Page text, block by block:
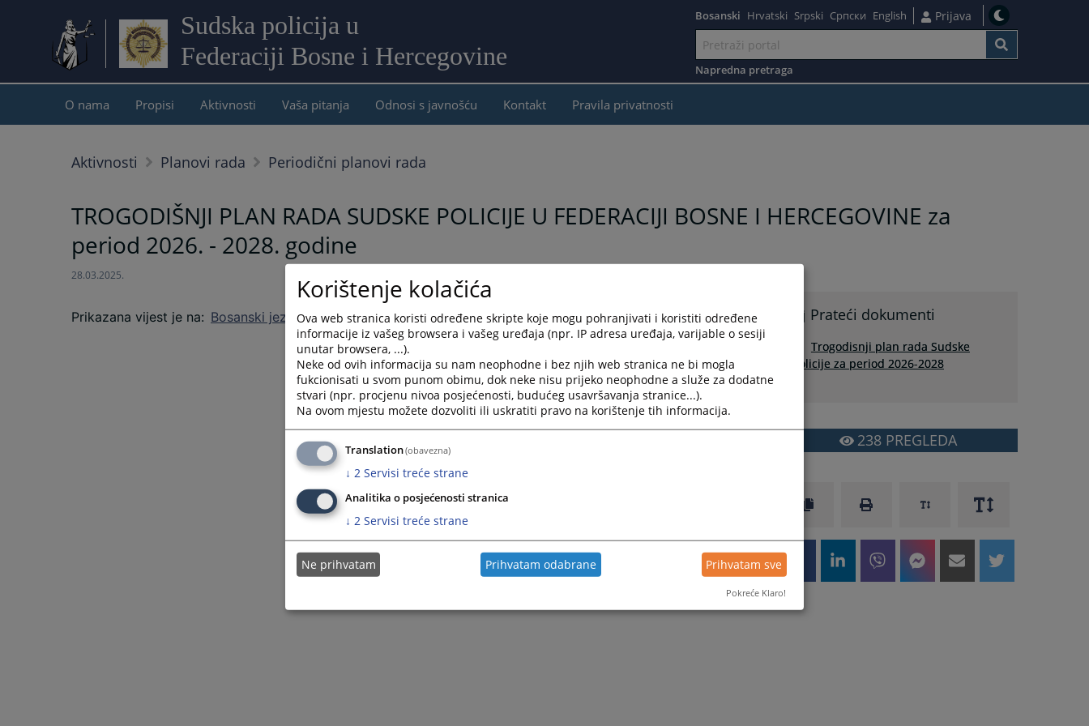
Sudska policija u
Federaciji Bosne i Hercegovine
sadržaj
Bosanski Hrvatski Srpski Српски English Prijava
Napredna pretraga
O nama Propisi Aktivnosti Vaša pitanja Odnosi s javnošću Kontakt Pravila privatnosti
Aktivnosti Planovi rada Periodični planovi rada
TROGODIŠNJI PLAN RADA SUDSKE POLICIJE U FEDERACIJI BOSNE I HERCEGOVINE za
period 2026. - 2028. godine
28.03.2025.
Prikazana vijest je na: Bosanski jezik Prateći dokumenti
Trogodisnji plan rada Sudske
policije za period 2026-2028
238PREGLEDA
Korištenje kolačića
Ova web stranica koristi određene skripte koje mogu pohranjivati i koristiti određene
informacije iz vašeg browsera i vašeg uređaja (npr. IP adresa uređaja, varijable o sesiji
unutar browsera, ...).
Neke od ovih informacija su nam neophodne i bez njih web stranica ne bi mogla
fukcionisati u svom punom obimu, dok neke nisu prijeko neophodne a služe za dodatne
stvari (npr. procjenu nivoa posjećenosti, budućeg usavršavanja stranice...).
Na ovom mjestu možete dozvoliti ili uskratiti pravo na korištenje tih informacija.
Translation(obavezna)
↓ 2 Servisi treće strane
Analitika o posjećenosti stranica
↓ 2 Servisi treće strane
Ne prihvatam Prihvatam odabrane Prihvatam sve
Pokreće Klaro!